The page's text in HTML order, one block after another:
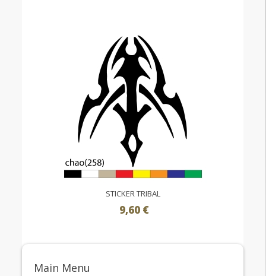
STICKER TRIBAL
9,60 €
Main Menu